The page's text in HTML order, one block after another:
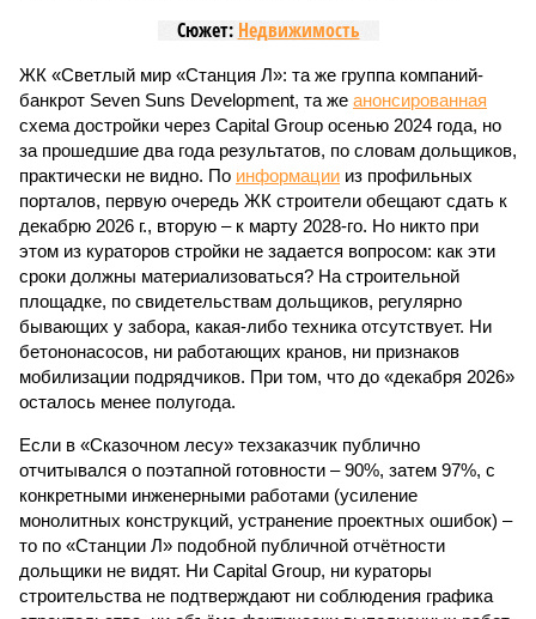
Сюжет: Недвижимость
ЖК «Светлый мир «Станция Л»: та же группа компаний-
банкрот Seven Suns Development, та же анонсированная
схема достройки через Capital Group осенью 2024 года, но
за прошедшие два года результатов, по словам дольщиков,
практически не видно. По информации из профильных
порталов, первую очередь ЖК строители обещают сдать к
декабрю 2026 г., вторую – к марту 2028-го. Но никто при
этом из кураторов стройки не задается вопросом: как эти
сроки должны материализоваться? На строительной
площадке, по свидетельствам дольщиков, регулярно
бывающих у забора, какая-либо техника отсутствует. Ни
бетононасосов, ни работающих кранов, ни признаков
мобилизации подрядчиков. При том, что до «декабря 2026»
осталось менее полугода.
Если в «Сказочном лесу» техзаказчик публично
отчитывался о поэтапной готовности – 90%, затем 97%, с
конкретными инженерными работами (усиление
монолитных конструкций, устранение проектных ошибок) –
то по «Станции Л» подобной публичной отчётности
дольщики не видят. Ни Capital Group, ни кураторы
строительства не подтверждают ни соблюдения графика